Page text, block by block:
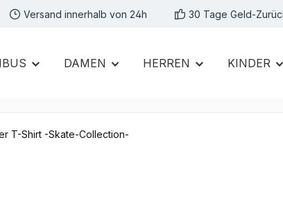
Versand innerhalb von 24h 30 Tage Geld-
DAMEN HERREN KINDER